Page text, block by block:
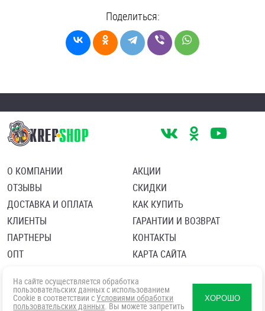
Поделиться:
О КОМПАНИИ
ОТЗЫВЫ
ДОСТАВКА И ОПЛАТА
КЛИЕНТЫ
ПАРТНЕРЫ
ОПТ
АКЦИИ
СКИДКИ
КАК КУПИТЬ
ГАРАНТИИ И ВОЗВРАТ
КОНТАКТЫ
КАРТА САЙТА
Политика в отношении обработки персональных данных
Согласие посетителя сайта на обработку персональных данны
На сайте осуществляется обработка
пользовательских данных с использованием
Cookie в соответствии с Условиями обработки
пользовательских данных. Вы можете запретить
ХОРОШО